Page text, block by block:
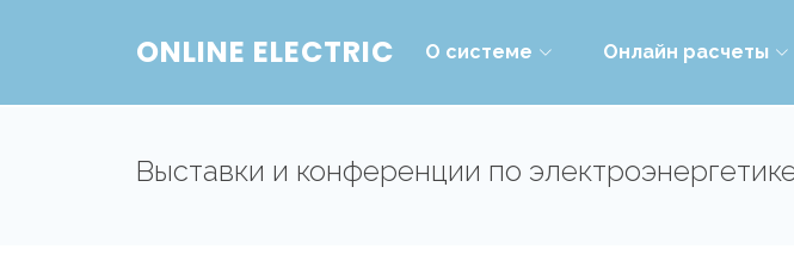
ONLINE ELECTRIC О системе Онлайн расчеты
Выставки и конференции по